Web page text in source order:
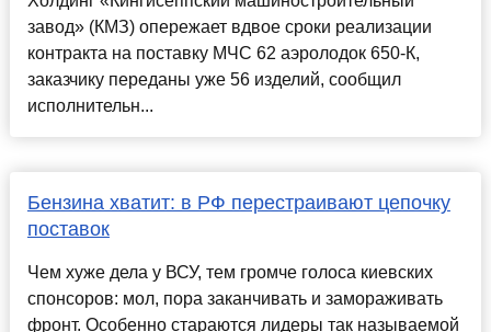
завод» (КМЗ) опережает вдвое сроки реализации
контракта на поставку МЧС 62 аэролодок 650-К,
заказчику переданы уже 56 изделий, сообщил
исполнительн...
Бензина хватит: в РФ перестраивают цепочку
поставок
Чем хуже дела у ВСУ, тем громче голоса киевских
спонсоров: мол, пора заканчивать и замораживать
фронт. Особенно стараются лидеры так называемой